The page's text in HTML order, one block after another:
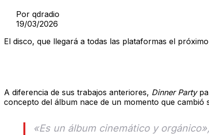
Por qdradio
19/03/2026
El disco, que llegará a todas las plataformas el próximo
A diferencia de sus trabajos anteriores, Dinner Party
concepto del álbum nace de un momento que
«Es un álbum cinemático y